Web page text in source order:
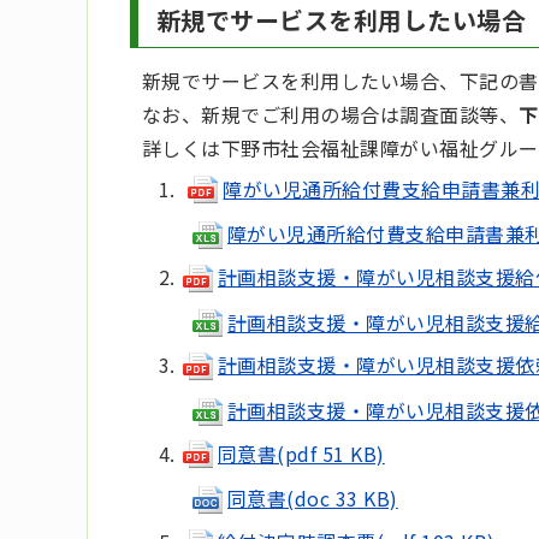
新規でサービスを利用したい場合
新規でサービスを利用したい場合、下記の
なお、新規でご利用の場合は調査面談等、
詳しくは下野市社会福祉課障がい福祉グル
障がい児通所給付費支給申請書兼
障がい児通所給付費支給申請書
計画相談支援・障がい児相談支援
計画相談支援・障がい児相談支援
計画相談支援・障がい児相談支援
計画相談支援・障がい児相談支
同意書(pdf 51 KB)
同意書(doc 33 KB)